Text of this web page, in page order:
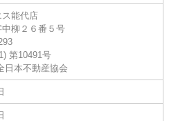
能代店
柳２６番５号
第10491号
日本不動産協会